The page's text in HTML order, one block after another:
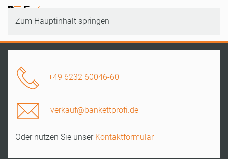
Zum Hauptinhalt springen
+49 6232 60046-60
verkauf@bankettprofi.de
Oder nutzen Sie unser Kontaktformular